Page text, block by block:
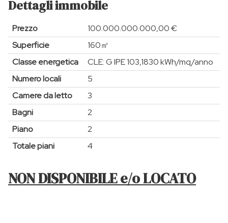
Dettagli immobile
Prezzo
100.000.000.000,00 €
Superficie
160㎡
Classe energetica
CLE: G IPE 103,1830 kWh/mq/anno
Numero locali
5
Camere da letto
3
Bagni
2
Piano
2
Totale piani
4
NON DISPONIBILE e/o LOCATO